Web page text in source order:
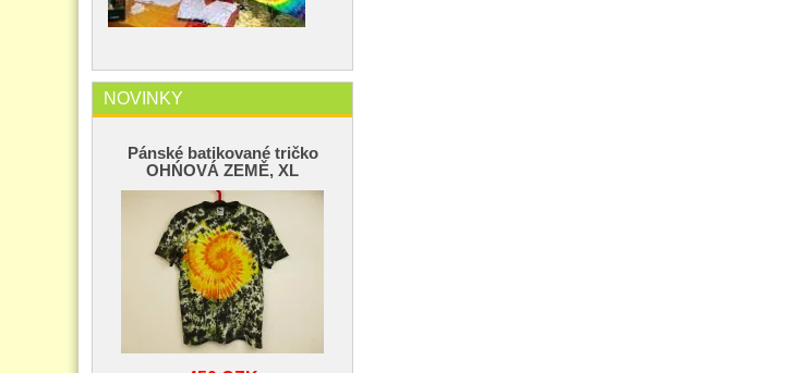
NOVINKY
Pánské batikované tričko
OHŃOVÁ ZEMĚ, XL